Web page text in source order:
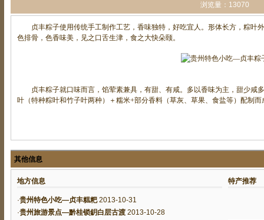
浏览量：13070
贞丰粽子使用传统手工制作工艺，香味独特，好吃宜人。形体长方，粽叶
色排骨，色香味美，见之口舌生津，食之大快朵颐。
贞丰粽子就口味而言，馅荤素兼具，有甜、有咸。多以香味为主，甜少咸
叶（特种粽叶和竹子叶两种）＋糯米+部分香料（草灰、草果、食盐等）配制而
其他信息
地方信息 特产推荐
·贵州特色小吃—贞丰糕粑2013-10-31
·贵州旅游景点—黔桂锁鈅白层古渡 2013-10-28